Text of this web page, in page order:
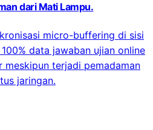
dari Mati Lampu.
micro-buffering di sisi
data jawaban ujian online
terjadi pemadaman
jaringan.